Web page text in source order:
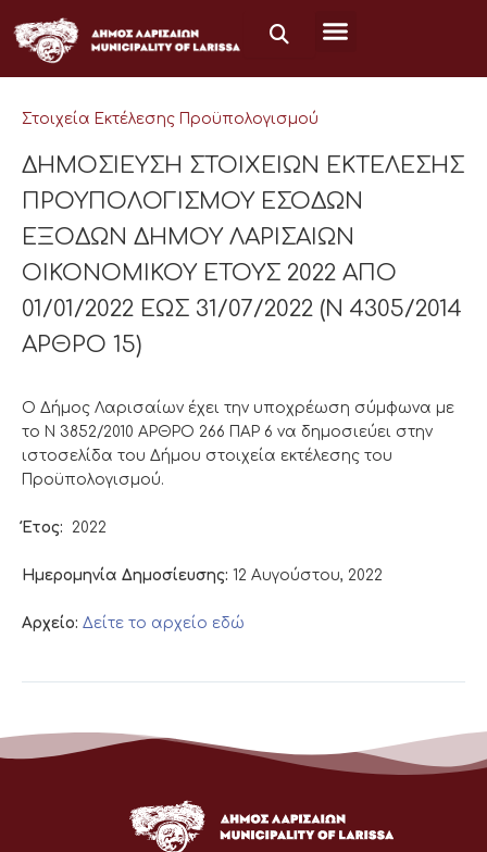
στο
περιεχόμενο
Στοιχεία Εκτέλεσης Προϋπολογισμού
ΔΗΜΟΣΙΕΥΣΗ ΣΤΟΙΧΕΙΩΝ ΕΚΤΕΛΕΣΗΣ
ΠΡΟΥΠΟΛΟΓΙΣΜΟΥ ΕΣΟΔΩΝ
ΕΞΟΔΩΝ ΔΗΜΟΥ ΛΑΡΙΣΑΙΩΝ
ΟΙΚΟΝΟΜΙΚΟΥ ΕΤΟΥΣ 2022 ΑΠΟ
01/01/2022 ΕΩΣ 31/07/2022 (Ν 4305/2014
ΑΡΘΡΟ 15)
Ο Δήμος Λαρισαίων έχει την υποχρέωση σύμφωνα με
το Ν 3852/2010 ΑΡΘΡΟ 266 ΠΑΡ 6 να δημοσιεύει στην
ιστοσελίδα του Δήμου στοιχεία εκτέλεσης του
Προϋπολογισμού.
Έτος: 2022
Ημερομηνία Δημοσίευσης: 12 Αυγούστου, 2022
Αρχείο: Δείτε το αρχείο εδώ